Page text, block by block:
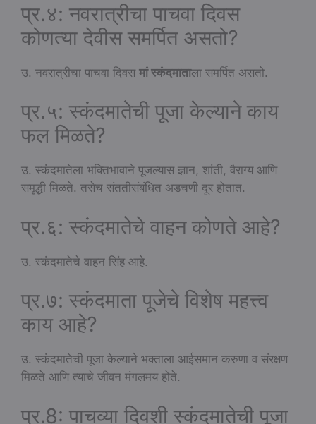
प्र.४: नवरात्रीचा पाचवा दिवस
कोणत्या देवीस समर्पित असतो?
उ. नवरात्रीचा पाचवा दिवस मां स्कंदमाताला समर्पित असतो.
प्र.५: स्कंदमातेची पूजा केल्याने काय
फल मिळते?
उ. स्कंदमातेला भक्तिभावाने पूजल्यास ज्ञान, शांती, वैराग्य आणि
समृद्धी मिळते. तसेच संततीसंबंधित अडचणी दूर होतात.
प्र.६: स्कंदमातेचे वाहन कोणते आहे?
उ. स्कंदमातेचे वाहन सिंह आहे.
प्र.७: स्कंदमाता पूजेचे विशेष महत्त्व
काय आहे?
उ. स्कंदमातेची पूजा केल्याने भक्ताला आईसमान करुणा व संरक्षण
मिळते आणि त्याचे जीवन मंगलमय होते.
प्र.8: पाचव्या दिवशी स्कंदमातेची पूजा